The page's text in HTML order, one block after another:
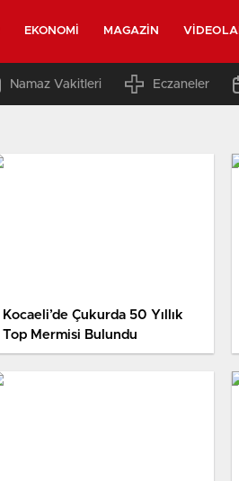
EKONOMI MAGAZIN
Namaz Vakitleri Eczaneler
Kocaeli’de Çukurda 50 Yıllık
Top Mermisi Bulundu